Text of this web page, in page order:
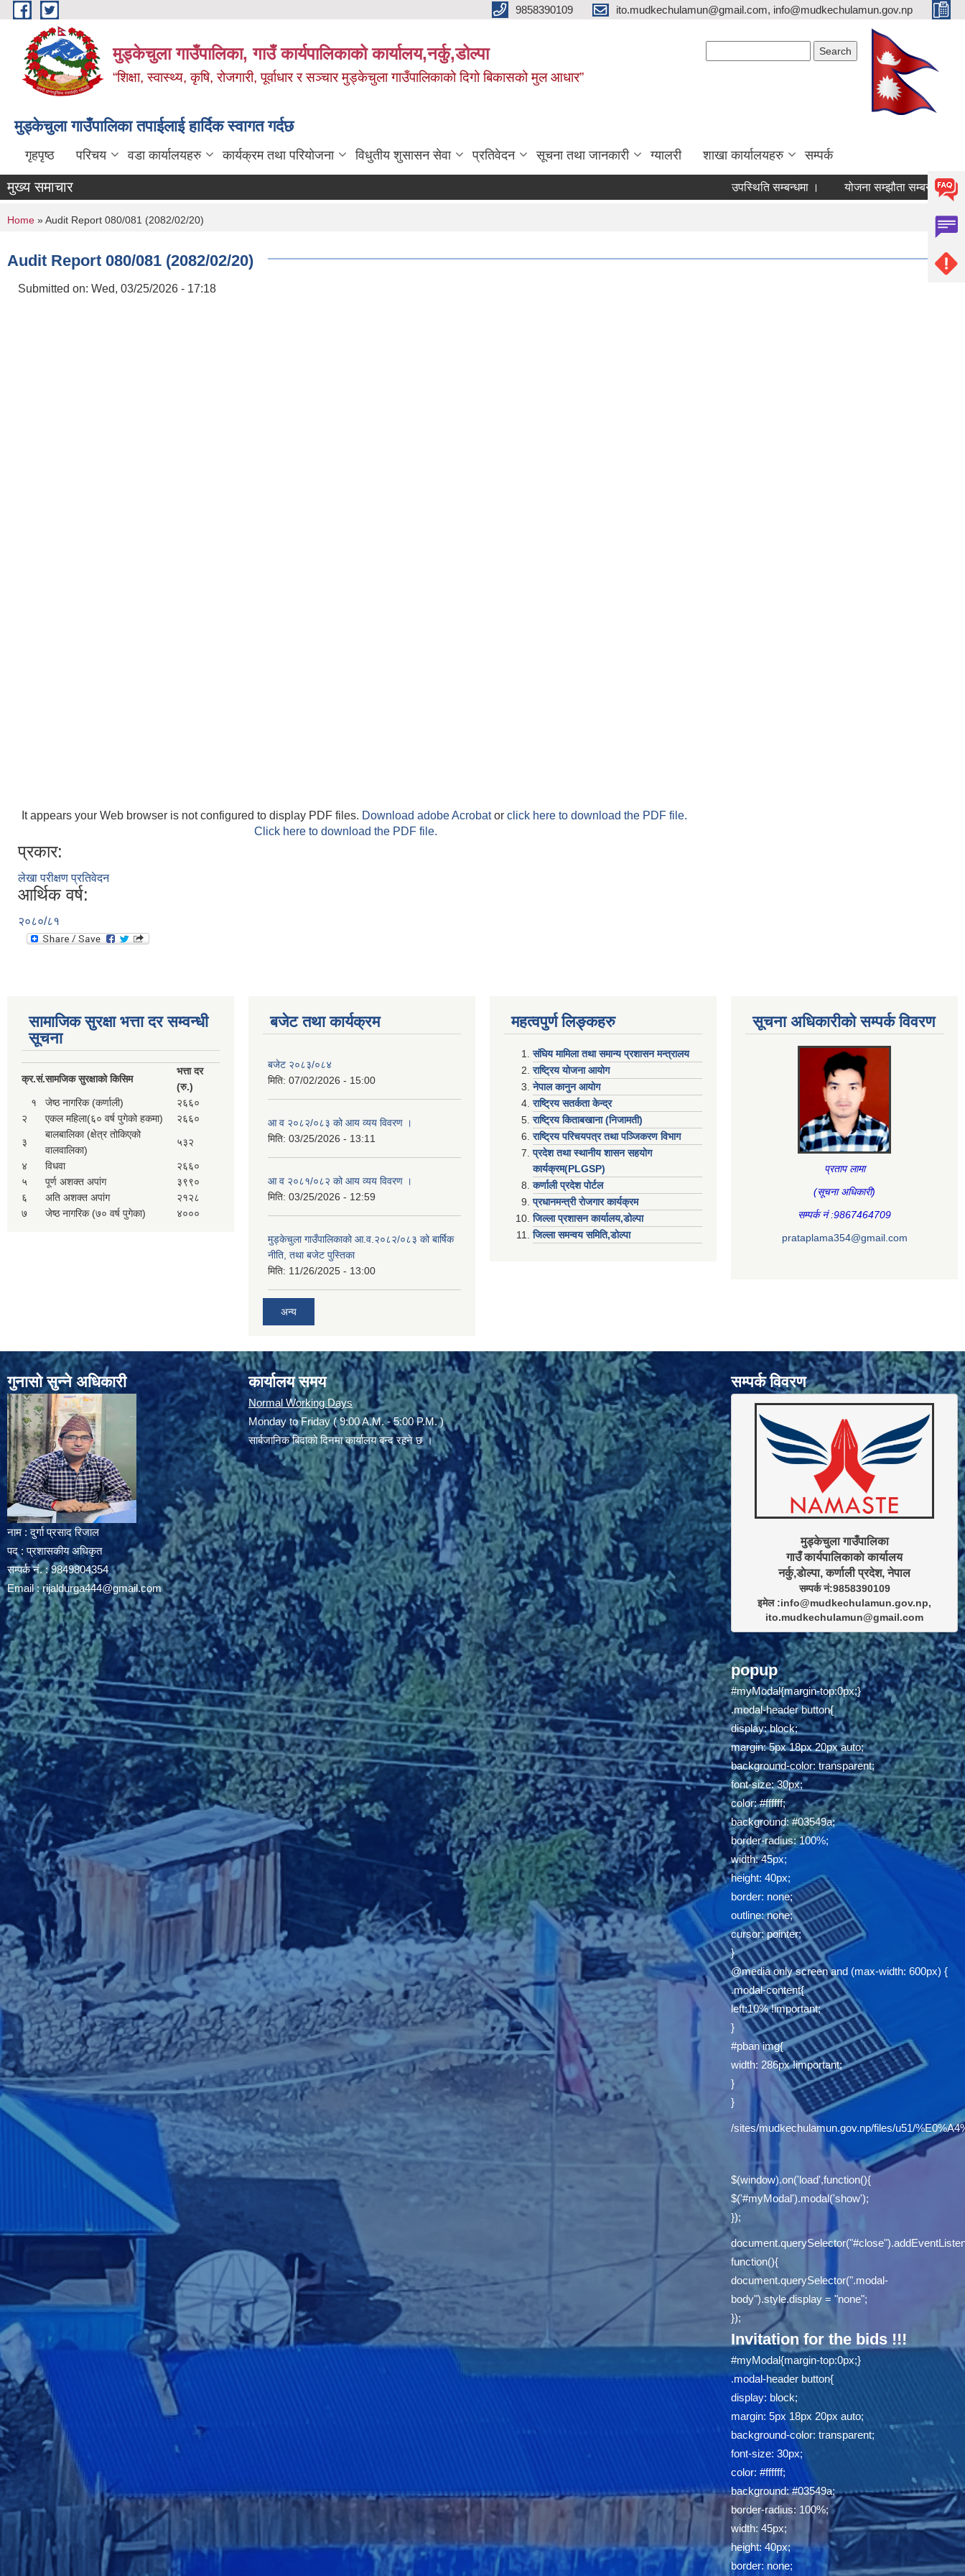
Skip to main content 9858390109 ito.mudkechulamun@gmail.com, info@mudkechulamun.gov.np
मुड्केचुला गाउँपालिका, गाउँ कार्यपालिकाको कार्यालय,नर्कु,डोल्पा
“शिक्षा, स्वास्थ्य, कृषि, रोजगारी, पूर्वाधार र सञ्चार मुड्केचुला गाउँपालिकाको दिगो बिकासको मुल आधार”
मुड्केचुला गाउँपालिका तपाईलाई हार्दिक स्वागत गर्दछ
गृहपृष्ठ परिचय वडा कार्यालयहरु कार्यक्रम तथा परियोजना विधुतीय शुसासन सेवा प्रतिवेदन सूचना तथा जानकारी ग्यालरी शाखा कार्यालयहरु सम्पर्क
मुख्य समाचार उपस्थिति सम्बन्धमा । योजना सम्झौता सम्बन्धी जरुरी सूचना ।
You are here
Home » Audit Report 080/081 (2082/02/20)
Audit Report 080/081 (2082/02/20)
Submitted on: Wed, 03/25/2026 - 17:18
It appears your Web browser is not configured to display PDF files. Download adobe Acrobator click here to download the PDF file.
Click here to download the PDF file.
प्रकार:
लेखा परीक्षण प्रतिवेदन
आर्थिक वर्ष:
२०८०/८१
सामाजिक सुरक्षा भत्ता दर सम्वन्धी
सूचना
क्र.सं.सामजिक सुरक्षाको किसिम
भत्ता दर
(रु.)
१
जेष्ठ नागरिक (कर्णाली)
२६६०
२
एकल महिला(६० वर्ष पुगेको हकमा) २६६०
३
बालबालिका (क्षेत्र तोकिएको
वालवालिका)
५३२
४ विधवा
२६६०
५
पूर्ण अशक्त अपांग
३९९०
६
अति अशक्त अपांग
२१२८
७
जेष्ठ नागरिक (७० वर्ष पुगेका) ४०००
बजेट तथा कार्यक्रम
बजेट २०८३/०८४
मिति: 07/02/2026 - 15:00
आ व २०८२/०८३ को आय व्यय विवरण ।
मिति: 03/25/2026 - 13:11
आ व २०८१/०८२ को आय व्यय विवरण ।
मिति: 03/25/2026 - 12:59
मुड्केचुला गाउँपालिकाको आ.व.२०८२/०८३ को बार्षिक
नीति, तथा बजेट पुस्तिका
मिति: 11/26/2025 - 13:00
अन्य
महत्वपुर्ण लिङ्कहरु
संघिय मामिला तथा समान्य प्रशासन मन्त्रालय
राष्ट्रिय योजना आयोग
नेपाल कानुन आयोग
राष्ट्रिय सतर्कता केन्द्र
राष्ट्रिय किताबखाना (निजामती)
राष्ट्रिय परिचयपत्र तथा पञ्जिकरण विभाग
प्रदेश तथा स्थानीय शासन सहयाेग
कार्यक्रम(PLGSP)
कर्णाली प्रदेश पोर्टल
प्रधानमन्त्री राेजगार कार्यक्रम
जिल्ला प्रशासन कार्यालय,डोल्पा
जिल्ला समन्वय समिति,डोल्प
सूचना अधिकारीकाे सम्पर्क विवरण
प्रताप लामा
(सूचना अधिकारी)
सम्पर्क नं :9867464709
prataplama354@gmail.com
गुनासो सुन्ने अधिकारी
नाम : दुर्गा प्रसाद रिजाल
पद : प्रशासकीय अधिकृत
सम्पर्क नं. : 9849804354
Email :rijaldurga444@gmail.com
कार्यालय समय
Normal Working Days
Monday to Friday ( 9:00 A.M. - 5:00 P.M. )
सार्बजानिक बिदाको दिनमा कार्यालय बन्द रहने छ ।
सम्पर्क विवरण
मुड्केचुला गाउँपालिका
गाउँ कार्यपालिकाकाे कार्यालय
सम्पर्क नं:9858390109
इमेल :info@mudkechulamun.gov.np,
ito.mudkechulamun@gmail.com
popup
#myModal{margin-top:0px;}
.modal-header button{
display: block;
margin: 5px 18px 20px auto;
background-color: transparent;
font-size: 30px;
color: #ffffff;
background: #03549a;
border-radius: 100%;
width: 45px;
height: 40px;
border: none;
outline: none;
cursor: pointer;
}
@media only screen and (max-width: 600px) {
.modal-content{
left:10% !important;
}
#pban img{
width: 286px !important;
}
}
/sites/mudkechulamun.gov.np/files/u51/
$(window).on('load',function(){
$('#myModal').modal('show');
});
function(){
document.querySelector(".modal-
body").style.display = "none";
});
Invitation for the bids !!!
#myModal{margin-top:0px;}
.modal-header button{
display: block;
margin: 5px 18px 20px auto;
background-color: transparent;
font-size: 30px;
color: #ffffff;
background: #03549a;
border-radius: 100%;
width: 45px;
height: 40px;
border: none;